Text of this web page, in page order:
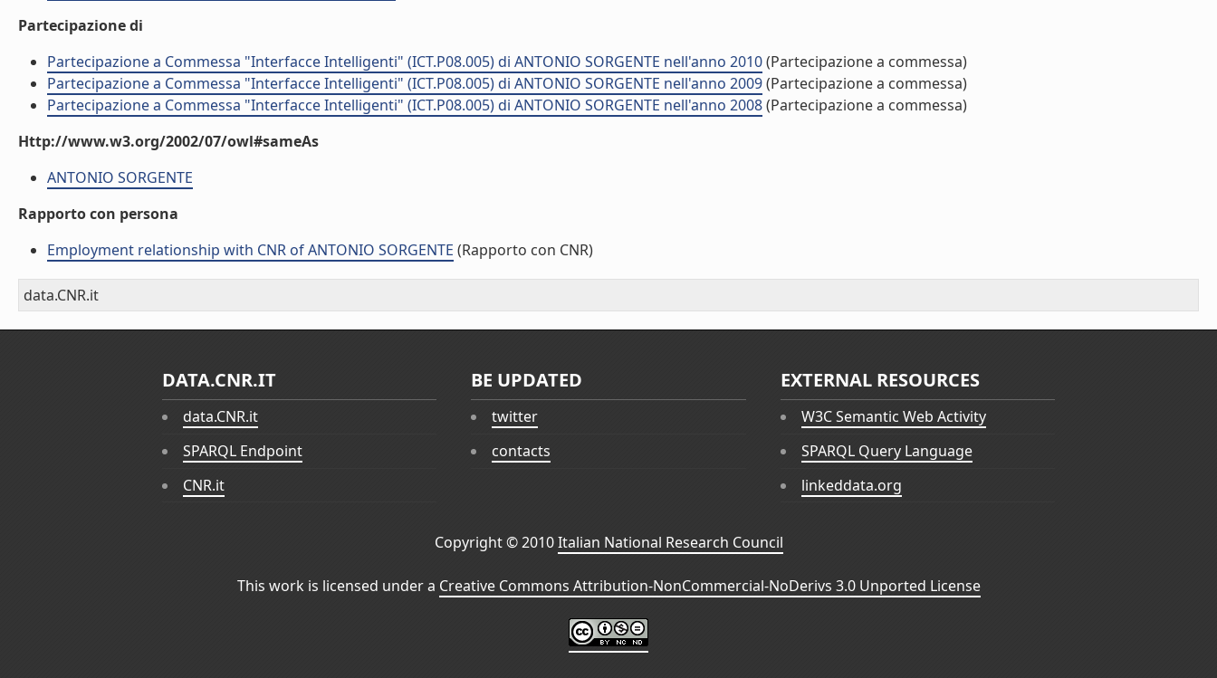
Partecipazione di
Partecipazione a Commessa "Interfacce Intelligenti" (ICT.P08.005) di ANTONIO SORGENTE nell'anno 2010(Partecipazione a commessa)
Partecipazione a Commessa "Interfacce Intelligenti" (ICT.P08.005) di ANTONIO SORGENTE nell'anno 2009(Partecipazione a commessa)
Partecipazione a Commessa "Interfacce Intelligenti" (ICT.P08.005) di ANTONIO SORGENTE nell'anno 2008(Partecipazione a commessa)
Http://www.w3.org/2002/07/owl#sameAs
ANTONIO SORGENTE
Rapporto con persona
Employment relationship with CNR of ANTONIO SORGENTE (Rapporto con CNR)
data.CNR.it
DATA.CNR.IT
data.CNR.it
SPARQL Endpoint
CNR.it
BE UPDATED
twitter
contacts
EXTERNAL RESOURCES
W3C Semantic Web Activity
SPARQL Query Language
linkeddata.org
Copyright © 2010Italian National Research Council
This work is licensed under a Creative Commons Attribution-NonCommercial-NoDerivs 3.0 Unported License